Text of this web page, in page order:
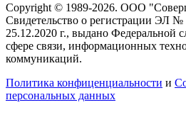
Copyright © 1989-2026. ООО
Свидетельство о регистрации ЭЛ
25.12.2020 г., выдано Федеральной
сфере связи, информационных
коммуникаций.
Политика конфиценциальности и
персональных данных